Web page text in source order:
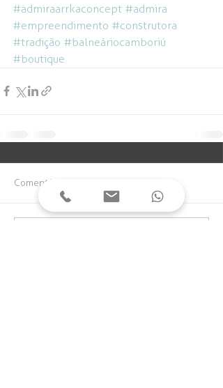
#admiraarrkaconcept #admira
#empreendimento #construtora
#tradição #balneáriocamboriú
#boutique
Comentários